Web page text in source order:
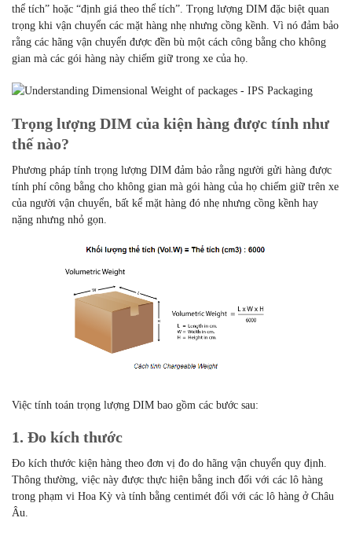
thể tích” hoặc “định giá theo thể tích”. Trọng lượng DIM đặc biệt quan
trọng khi vận chuyển các mặt hàng nhẹ nhưng cồng kềnh. Vì nó đảm bảo
rằng các hãng vận chuyển được đền bù một cách công bằng cho không
gian mà các gói hàng này chiếm giữ trong xe của họ.
Trọng lượng DIM của kiện hàng được tính như
thế nào?
Phương pháp tính trọng lượng DIM đảm bảo rằng người gửi hàng được
tính phí công bằng cho không gian mà gói hàng của họ chiếm giữ trên xe
của người vận chuyển, bất kể mặt hàng đó nhẹ nhưng cồng kềnh hay
nặng nhưng nhỏ gọn.
Việc tính toán trọng lượng DIM bao gồm các bước sau:
1. Đo kích thước
Đo kích thước kiện hàng theo đơn vị đo do hãng vận chuyển quy định.
Thông thường, việc này được thực hiện bằng inch đối với các lô hàng
trong phạm vi Hoa Kỳ và tính bằng centimét đối với các lô hàng ở Châu
Âu.